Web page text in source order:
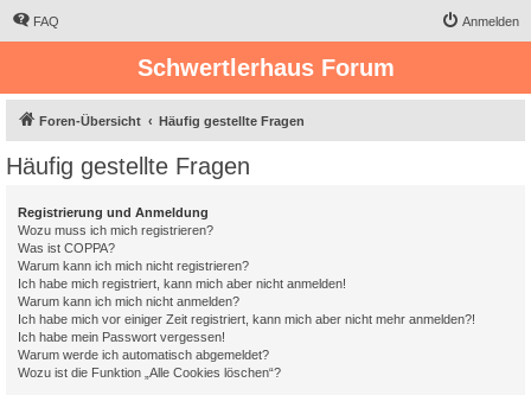
FAQ Anmelden
Schwertlerhaus Forum
Foren-Übersicht Häufig gestellte Fragen
Häufig gestellte Fragen
Registrierung und Anmeldung
Wozu muss ich mich registrieren?
Was ist COPPA?
Warum kann ich mich nicht registrieren?
Ich habe mich registriert, kann mich aber nicht anmelden!
Warum kann ich mich nicht anmelden?
Ich habe mich vor einiger Zeit registriert, kann mich aber nicht mehr anmelden?!
Ich habe mein Passwort vergessen!
Warum werde ich automatisch abgemeldet?
Wozu ist die Funktion „Alle Cookies löschen“?